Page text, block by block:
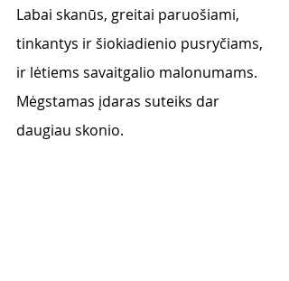
Labai skanūs, greitai paruošiami,
tinkantys ir šiokiadienio pusryčiams,
ir lėtiems savaitgalio malonumams.
Mėgstamas įdaras suteiks dar
daugiau skonio.